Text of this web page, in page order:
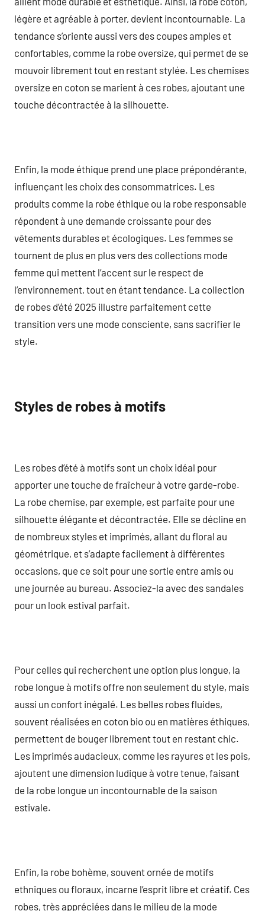
légère et agréable à porter, devient incontournable. La
tendance s’oriente aussi vers des coupes amples et
confortables, comme la robe oversize, qui permet de se
mouvoir librement tout en restant stylée. Les chemises
oversize en coton se marient à ces robes, ajoutant une
touche décontractée à la silhouette.
Enfin, la mode éthique prend une place prépondérante,
influençant les choix des consommatrices. Les
produits comme la robe éthique ou la robe responsable
répondent à une demande croissante pour des
vêtements durables et écologiques. Les femmes se
tournent de plus en plus vers des collections mode
femme qui mettent l’accent sur le respect de
l’environnement, tout en étant tendance. La collection
de robes d’été 2025 illustre parfaitement cette
transition vers une mode consciente, sans sacrifier le
style.
Styles de robes à motifs
Les robes d’été à motifs sont un choix idéal pour
apporter une touche de fraîcheur à votre garde-robe.
La robe chemise, par exemple, est parfaite pour une
silhouette élégante et décontractée. Elle se décline en
de nombreux styles et imprimés, allant du floral au
géométrique, et s’adapte facilement à différentes
occasions, que ce soit pour une sortie entre amis ou
une journée au bureau. Associez-la avec des sandales
pour un look estival parfait.
Pour celles qui recherchent une option plus longue, la
robe longue à motifs offre non seulement du style, mais
aussi un confort inégalé. Les belles robes fluides,
souvent réalisées en coton bio ou en matières éthiques,
permettent de bouger librement tout en restant chic.
Les imprimés audacieux, comme les rayures et les pois,
ajoutent une dimension ludique à votre tenue, faisant
de la robe longue un incontournable de la saison
estivale.
Enfin, la robe bohème, souvent ornée de motifs
ethniques ou floraux, incarne l’esprit libre et créatif. Ces
robes, très appréciées dans le milieu de la mode